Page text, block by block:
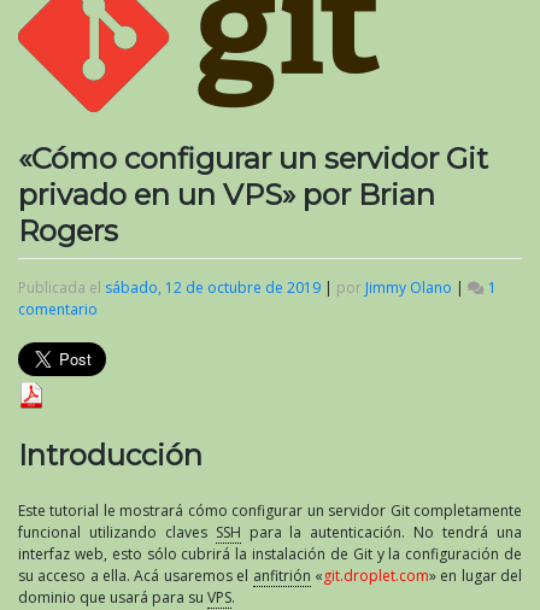
«Cómo configurar un servidor Git
privado en un VPS» por Brian
Rogers
Publicada el sábado, 12 de octubre de 2019 | por Jimmy Olano |
1
comentario
configurar
un
privado
en
VPS»
por
Brian
Rogers
Introducción
Este tutorial le mostrará cómo configurar un servidor Git completamente
funcional utilizando claves SSH para la autenticación. No tendrá una
interfaz web, esto sólo cubrirá la instalación de Git y la configuración de
su acceso a ella. Acá usaremos el anfitrión «git.droplet.com» en lugar del
dominio que usará para su VPS.